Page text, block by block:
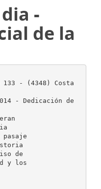
-
de la
133 - (4348) Costa
- Dedicación de
de
y los